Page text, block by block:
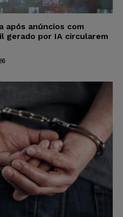
após anúncios com
gerado por IA circularem